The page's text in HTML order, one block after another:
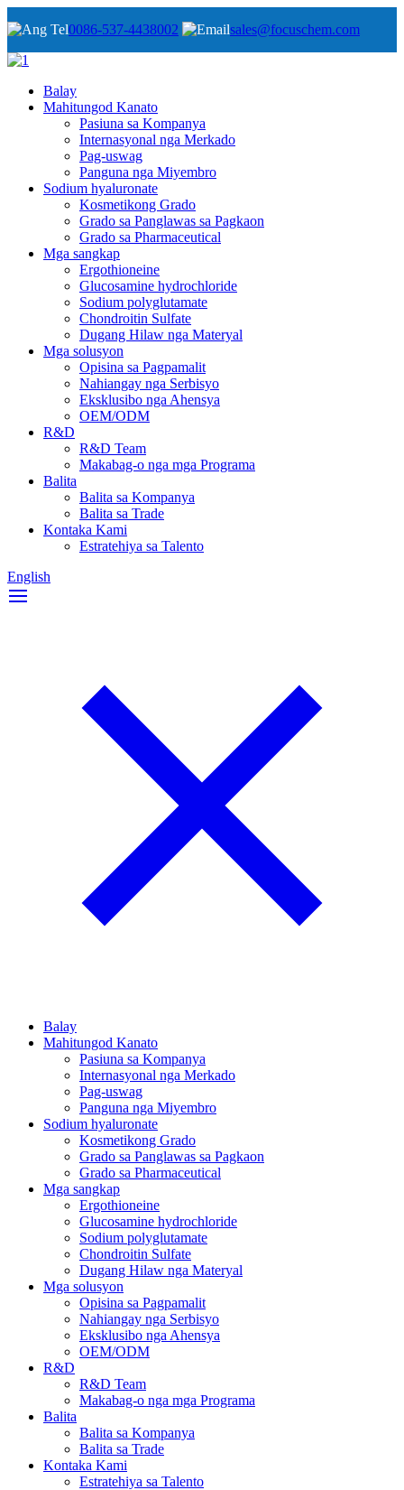
0086-537-4438002 sales@focuschem.com
Balay
Mahitungod Kanato
Pasiuna sa Kompanya
Internasyonal nga Merkado
Pag-uswag
Panguna nga Miyembro
Sodium hyaluronate
Kosmetikong Grado
Grado sa Panglawas sa Pagkaon
Grado sa Pharmaceutical
Mga sangkap
Ergothioneine
Glucosamine hydrochloride
Sodium polyglutamate
Chondroitin Sulfate
Dugang Hilaw nga Materyal
Mga solusyon
Opisina sa Pagpamalit
Nahiangay nga Serbisyo
Eksklusibo nga Ahensya
OEM/ODM
R&D
R&D Team
Makabag-o nga mga Programa
Balita
Balita sa Kompanya
Balita sa Trade
Kontaka Kami
Estratehiya sa Talento
English
Balay
Mahitungod Kanato
Pasiuna sa Kompanya
Internasyonal nga Merkado
Pag-uswag
Panguna nga Miyembro
Sodium hyaluronate
Kosmetikong Grado
Grado sa Panglawas sa Pagkaon
Grado sa Pharmaceutical
Mga sangkap
Ergothioneine
Glucosamine hydrochloride
Sodium polyglutamate
Chondroitin Sulfate
Dugang Hilaw nga Materyal
Mga solusyon
Opisina sa Pagpamalit
Nahiangay nga Serbisyo
Eksklusibo nga Ahensya
OEM/ODM
R&D
R&D Team
Makabag-o nga mga Programa
Balita
Balita sa Kompanya
Balita sa Trade
Kontaka Kami
Estratehiya sa Talento